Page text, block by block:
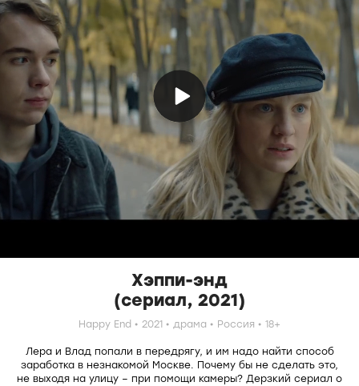
Хэппи-энд
(сериал, 2021)
Happy End 2021 драма Россия 18+
Лера и Влад попали в передрягу, и им надо найти способ
заработка в незнакомой Москве. Почему бы не сделать это,
не выходя на улицу – при помощи камеры? Дерзкий сериал о